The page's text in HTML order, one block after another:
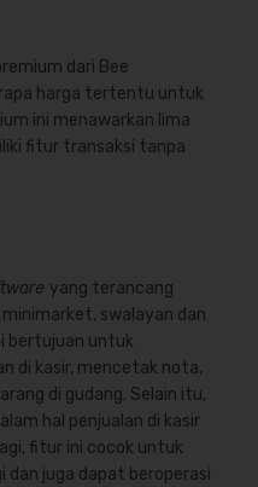
dari Bee
harga tertentu untuk
ini menawarkan lima
fitur transaksi tanpa
yang terancang
swalayan dan
bertujuan untuk
di kasir, mencetak nota,
di gudang. Selain itu,
hal penjualan di kasir
fitur ini cocok untuk
dan juga dapat beroperasi